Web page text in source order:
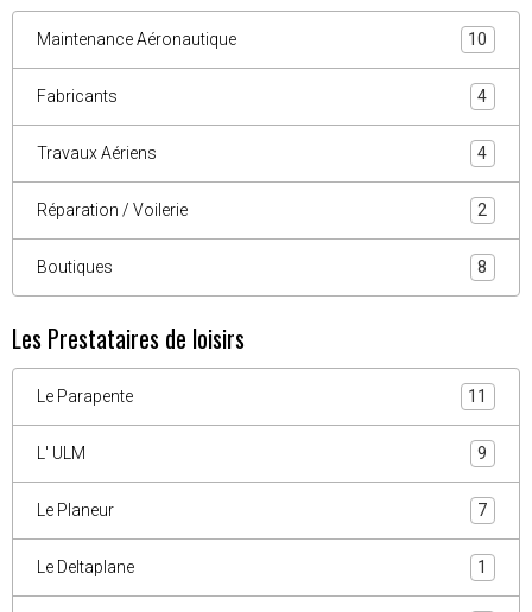
Maintenance Aéronautique 10
Fabricants 4
Travaux Aériens 4
Réparation / Voilerie 2
Boutiques 8
Les Prestataires de loisirs
Le Parapente 11
L' ULM 9
Le Planeur 7
Le Deltaplane 1